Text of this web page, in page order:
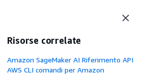
Risorse correlate
Amazon SageMaker AI Riferimento API
AWS CLI comandi per Amazon